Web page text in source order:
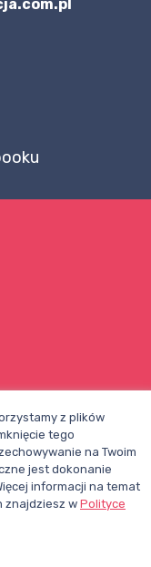
© 1998–2026
z plików
tego
na Twoim
jest dokonanie
informacji na temat
znajdziesz w Polityce